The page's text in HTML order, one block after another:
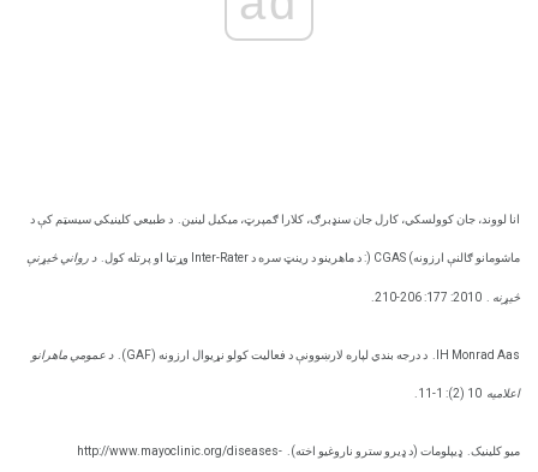
انا لووند، جان کوولسکي، کارل جان سنډبرګ، کلارا ګمپرټ، میکیل لینین. د طبیعي کلینیکي سیسټم کې د
ماشومانو ګالنې ارزونه) CGAS (: د ماهرینو د رینټ سره د Inter-Rater وړتیا او پرتله کول. د رواني څیړنې
څیړنه 2010: 177: 206-210.
IH Monrad Aas. د درجه بندي لپاره لارښوونې د فعالیت کولو نړیوال ارزونه (GAF). د عمومي ماهرانو
اعلامیه 10 (2): 1-11.
میو کلینیک. ډیپلومات (د ډیرو سترو ناروغیو اخته). http://www.mayoclinic.org/diseases-